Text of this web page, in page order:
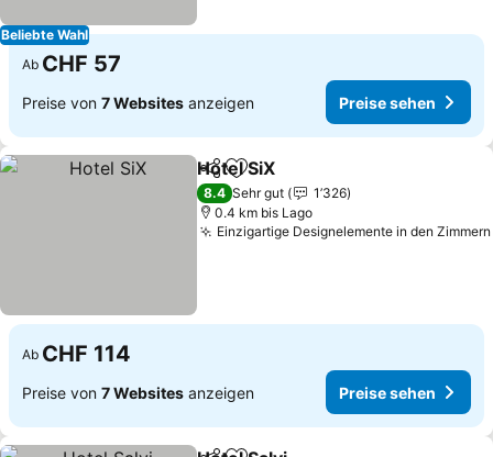
Beliebte Wahl
Ab CHF 57
Preise von 7 Websites anzeigen Preise sehen
TeilenZu Favoriten hinzufügen
Hotel SiX
8.4 Sehr gut
1’326
0.4 km bis Lago
Einzigartige Designelemente in den Zimmern
Ab CHF 114
Preise von 7 Websites anzeigen Preise sehen